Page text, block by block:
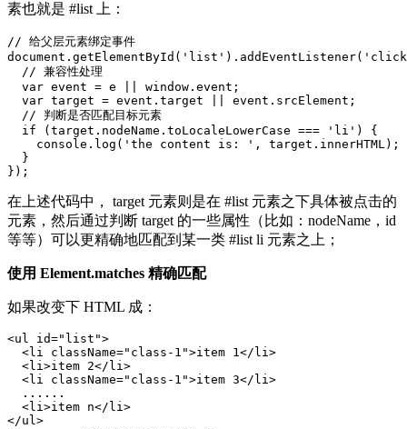
素也就是 #list 上：
// 给父层元素绑定事件
document . getElementById ( 'list' ). addEventListener(
// 兼容性处理
var event = e window . event ;
var target = event . target event . srcElement ;
// 判断是否匹配目标元素
if
( target . nodeName . toLocaleLowerCase === 'li' )
{
console . log ( 'the content is: ' , target . innerHTML);
}
});
在上述代码中， target 元素则是在 #list 元素之下具体被点击的
元素，然后通过判断 target 的一些属性（比如：nodeName，id
等等）可以更精确地匹配到某一类 #list li 元素之上；
使用 Element.matches 精确匹配
如果改变下 HTML 成：
<ul id="list">
<li className="class-1">item 1</ li>
<li>item 2</ li>
<li className="class-1">item 3</ li>
  ......
<li>item n</ li>
</ul>